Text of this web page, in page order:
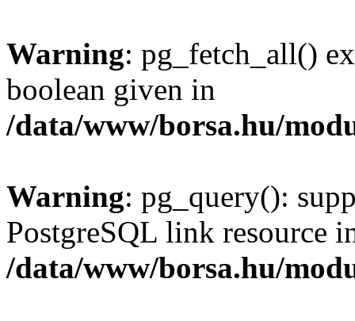
Warning: pg_fetch_all()
boolean given in
/data/www/borsa.hu/
Warning: pg_query():
PostgreSQL link resource
/data/www/borsa.hu/